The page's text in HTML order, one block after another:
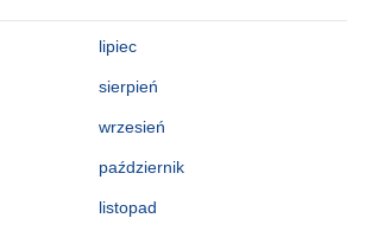
lipiec
sierpień
wrzesień
październik
listopad